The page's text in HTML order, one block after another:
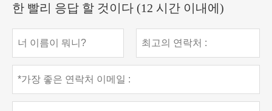
한 빨리 응답 할 것이다 (12 시간 이내에)